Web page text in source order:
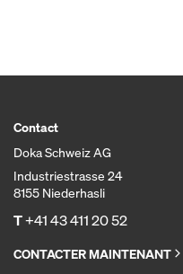
Contact
Doka Schweiz AG
Industriestrasse 24
8155 Niederhasli
T+41 43 411 20 52
CONTACTER MAINTENANT